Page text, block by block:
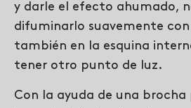
y darle el efecto ahumado,
difuminarlo suavemente
también en la esquina
tener otro punto de luz.
Con la ayuda de una brocha